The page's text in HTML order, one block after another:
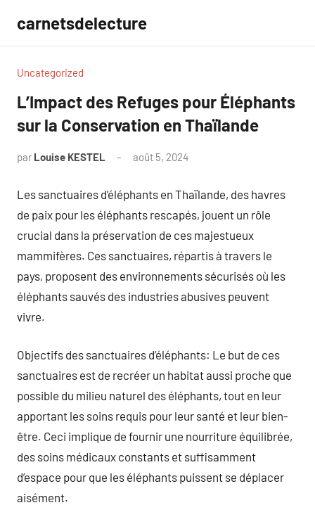
contenu
carnetsdelecture
Uncategorized
L’Impact des Refuges pour Éléphants
sur la Conservation en Thaïlande
par Louise KESTEL août 5, 2024
Les sanctuaires d’éléphants en Thaïlande, des havres
de paix pour les éléphants rescapés, jouent un rôle
crucial dans la préservation de ces majestueux
mammifères. Ces sanctuaires, répartis à travers le
pays, proposent des environnements sécurisés où les
éléphants sauvés des industries abusives peuvent
vivre.
Objectifs des sanctuaires d’éléphants: Le but de ces
sanctuaires est de recréer un habitat aussi proche que
possible du milieu naturel des éléphants, tout en leur
apportant les soins requis pour leur santé et leur bien-
être. Ceci implique de fournir une nourriture équilibrée,
des soins médicaux constants et suffisamment
d’espace pour que les éléphants puissent se déplacer
aisément.